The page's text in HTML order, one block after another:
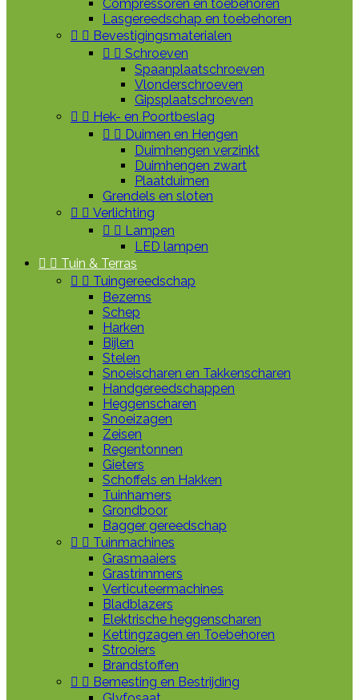
Compressoren en toebehoren
Lasgereedschap en toebehoren
  Bevestigingsmaterialen
  Schroeven
Spaanplaatschroeven
Vlonderschroeven
Gipsplaatschroeven
  Hek- en Poortbeslag
  Duimen en Hengen
Duimhengen verzinkt
Duimhengen zwart
Plaatduimen
Grendels en sloten
  Verlichting
  Lampen
LED lampen
  Tuin & Terras
  Tuingereedschap
Bezems
Schep
Harken
Bijlen
Stelen
Snoeischaren en Takkenscharen
Handgereedschappen
Heggenscharen
Snoeizagen
Zeisen
Regentonnen
Gieters
Schoffels en Hakken
Tuinhamers
Grondboor
Bagger gereedschap
  Tuinmachines
Grasmaaiers
Grastrimmers
Verticuteermachines
Bladblazers
Elektrische heggenscharen
Kettingzagen en Toebehoren
Strooiers
Brandstoffen
  Bemesting en Bestrijding